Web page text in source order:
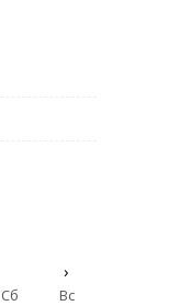
›
Сб Вс